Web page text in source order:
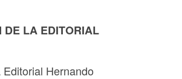
DE LA EDITORIAL
Hernando